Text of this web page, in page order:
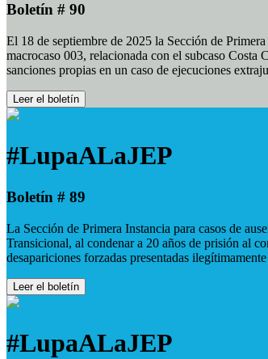
Boletín # 90
El 18 de septiembre de 2025 la Sección de
macrocaso 003, relacionada con el subcaso
sanciones propias en un caso de ejecuciones
Leer el boletín
#LupaALaJEP
Boletín # 89
La Sección de Primera Instancia para casos de
Transicional, al condenar a 20 años de prisión al
desapariciones forzadas presentadas
Leer el boletín
#LupaALaJEP